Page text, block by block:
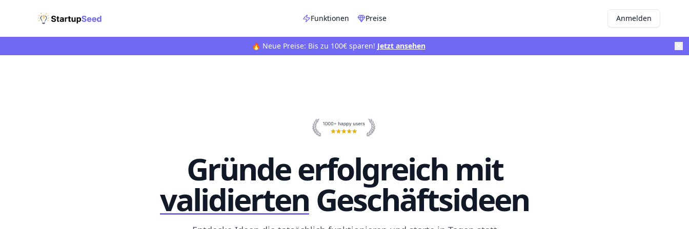
Funktionen Preise Anmelden
🔥 Neue Preise: Bis zu 100€ sparen! Jetzt ansehen
Gründe erfolgreich mit
validierten Geschäftsideen